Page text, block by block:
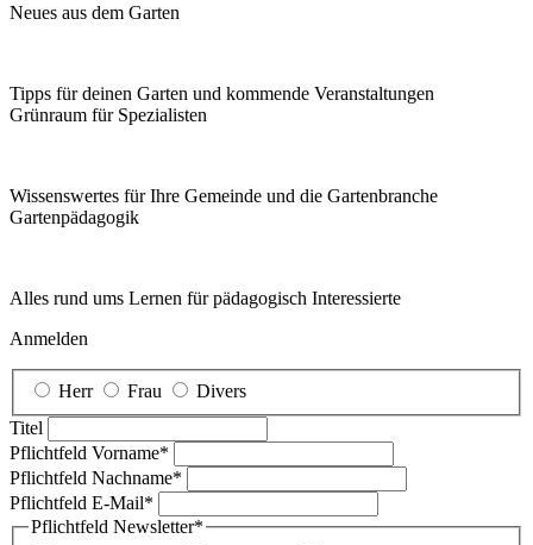
Neues aus dem Garten
Tipps für deinen Garten und kommende Veranstaltungen
Grünraum für Spezialisten
Wissenswertes für Ihre Gemeinde und die Gartenbranche
Garten­pädagogik
Alles rund ums Lernen für pädagogisch Interessierte
Anmelden
Herr Frau
Divers
Titel
Pflichtfeld Vorname*
Pflichtfeld Nachname*
Pflichtfeld E-Mail*
Pflichtfeld Newsletter*